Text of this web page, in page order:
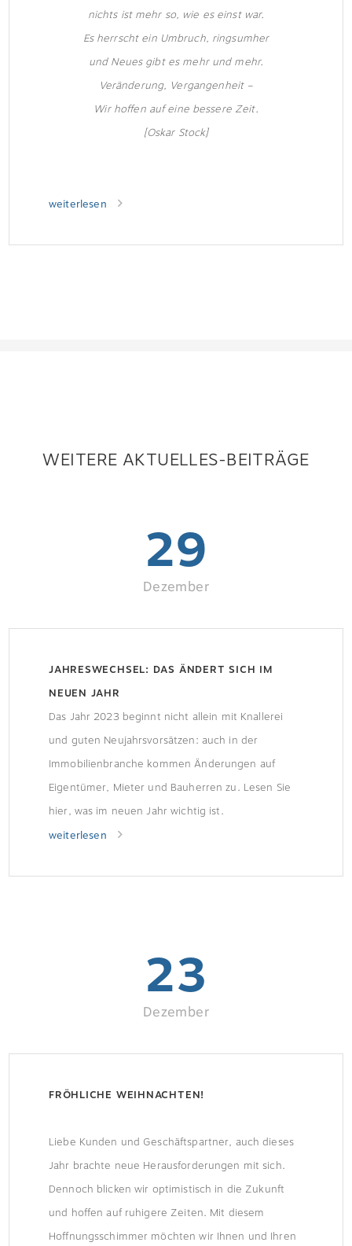
nichts ist mehr so, wie es einst war.
Es herrscht ein Umbruch, ringsumher
und Neues gibt es mehr und mehr.
Veränderung, Vergangenheit –
Wir hoffen auf eine bessere Zeit.
[Oskar Stock]
weiterlesen
WEITERE AKTUELLES-BEITRÄGE
29
Dezember
JAHRESWECHSEL: DAS ÄNDERT SICH IM
NEUEN JAHR
Das Jahr 2023 beginnt nicht allein mit Knallerei
und guten Neujahrsvorsätzen: auch in der
Immobilienbranche kommen Änderungen auf
Eigentümer, Mieter und Bauherren zu. Lesen Sie
hier, was im neuen Jahr wichtig ist.
weiterlesen
23
Dezember
FRÖHLICHE WEIHNACHTEN!
Liebe Kunden und Geschäftspartner, auch dieses
Jahr brachte neue Herausforderungen mit sich.
Dennoch blicken wir optimistisch in die Zukunft
und hoffen auf ruhigere Zeiten. Mit diesem
Hoffnungsschimmer möchten wir Ihnen und Ihren